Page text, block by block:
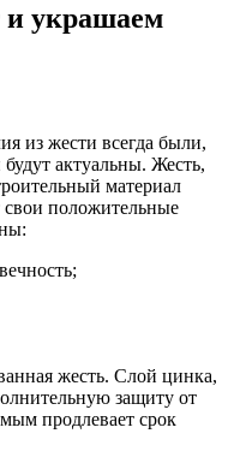
и украшаем
из жести всегда были,
будут актуальны. Жесть,
материал
свои положительные
жесть. Слой цинка,
защиту от
продлевает срок